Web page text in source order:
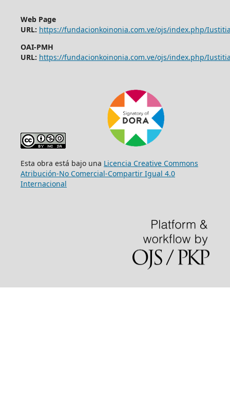
Web Page
URL: https://fundacionkoinonia.com.ve/ojs/index.php/
OAI-PMH
URL: https://fundacionkoinonia.com.ve/ojs/index.php/
Esta obra está bajo una Licencia Creative Commons
Atribución-No Comercial-Compartir Igual 4.0
Internacional